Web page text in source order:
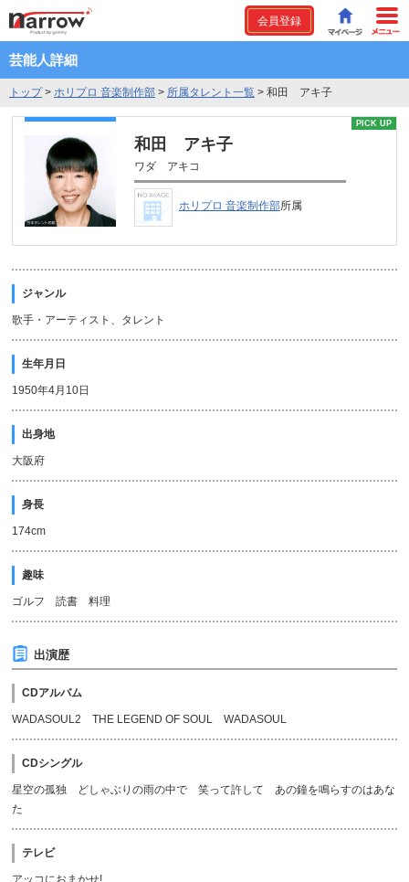
会員登録
芸能人詳細
トップ> ホリプロ 音楽制作部 > 所属タレント一覧 > 和田 アキ子
PICK UP
和田 アキ子
ワダ アキコ
ホリプロ 音楽制作部所属
ジャンル
歌手・アーティスト、タレント
生年月日
1950年4月10日
出身地
大阪府
身長
174cm
趣味
ゴルフ 読書 料理
出演歴
CDアルバム
WADASOUL2 THE LEGEND OF SOUL WADASOUL
CDシングル
星空の孤独 どしゃぶりの雨の中で 笑って許して あの鐘を鳴らすのはあな
た
テレビ
アッコにおまかせ!